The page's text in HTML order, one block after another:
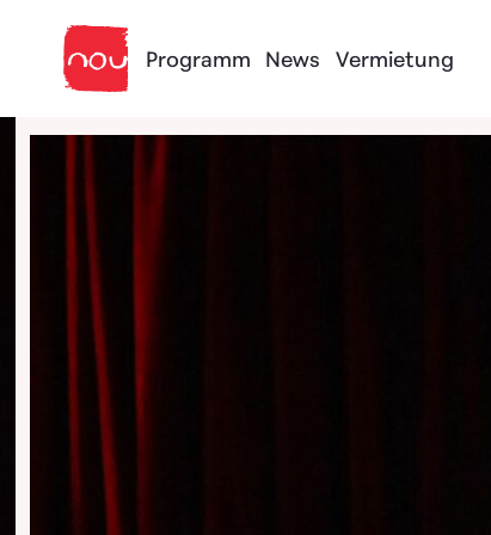
Programm
News Vermietung